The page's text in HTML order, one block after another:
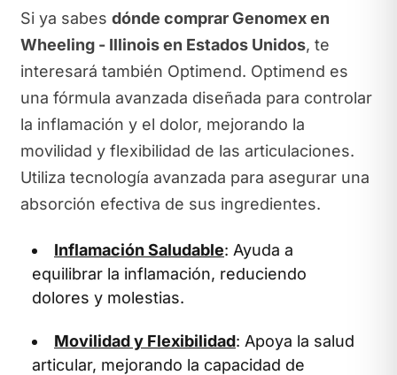
Si ya sabes dónde comprar Genomex en
Wheeling - Illinois en Estados Unidos, te
interesará también Optimend. Optimend es
una fórmula avanzada diseñada para controlar
la inflamación y el dolor, mejorando la
movilidad y flexibilidad de las articulaciones.
Utiliza tecnología avanzada para asegurar una
absorción efectiva de sus ingredientes.
Inflamación Saludable: Ayuda a
equilibrar la inflamación, reduciendo
dolores y molestias.
Movilidad y Flexibilidad: Apoya la salud
articular, mejorando la capacidad de